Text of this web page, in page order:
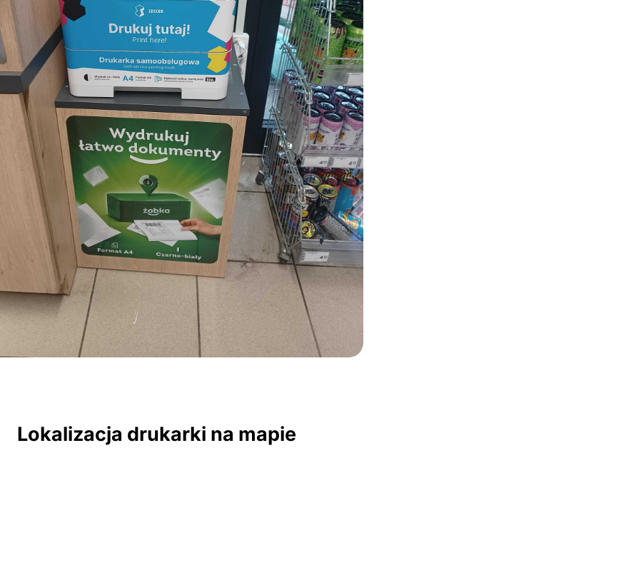
Lokalizacja drukarki na mapie